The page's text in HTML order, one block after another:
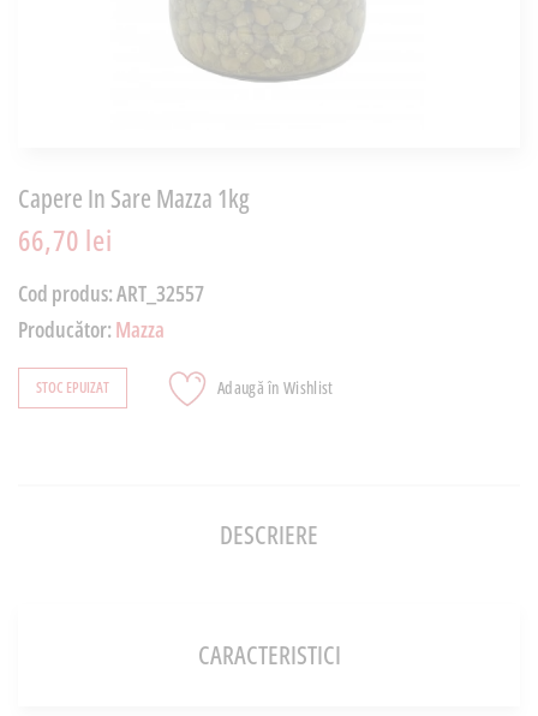
Capere In Sare Mazza 1kg
66,70 lei
Cod produs:ART_32557
Producător: Mazza
STOC EPUIZAT Adaugă în Wishlist
DESCRIERE
CARACTERISTICI